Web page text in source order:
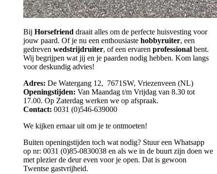
Bij Horsefriend draait alles om de perfecte huisvesting voor
jouw paard. Of je nu een enthousiaste hobbyruiter, een
gedreven wedstrijdruiter, of een ervaren professional bent.
Wij begrijpen wat jij en je paarden nodig hebben. Kom langs
voor deskundig advies!
Adres: De Watergang 12, 7671SW, Vriezenveen (NL)
Openingstijden: Van Maandag t/m Vrijdag van 8.30 tot
17.00. Op Zaterdag werken we op afspraak.
Contact: 0031 (0)546-639000
We kijken ernaar uit om je te ontmoeten!
Buiten openingstijden toch wat nodig? Stuur een Whatsapp
op nr: 0031 (0)85-0830038 en als we in de buurt zijn doen we
met plezier de deur even voor je open. Dat is gewoon
Twentse gastvrijheid.